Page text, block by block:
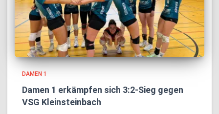
DAMEN 1
Damen 1 erkämpfen sich 3:2-Sieg gegen
VSG Kleinsteinbach